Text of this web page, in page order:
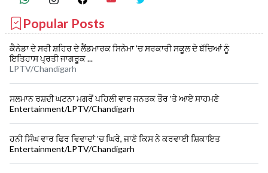
Popular Posts
ਕੈਨੇਡਾ ਦੇ ਸਰੀ ਸ਼ਹਿਰ ਦੇ ਲੈਂਡਮਾਰਕ ਸਿਨੇਮਾ 'ਚ ਸਰਕਾਰੀ ਸਕੂਲ ਦੇ ਬੱਚਿਆਂ ਨੂੰ
ਇਤਿਹਾਸ ਪ੍ਰਤੀ ਜਾਗਰੂਕ ...
LPTV/Chandigarh
ਸਲਮਾਨ ਰਸ਼ਦੀ ਘਟਨਾ ਮਗਰੋਂ ਪਹਿਲੀ ਵਾਰ ਜਨਤਕ ਤੌਰ 'ਤੇ ਆਏ ਸਾਹਮਣੇ
Entertainment/LPTV/Chandigarh
ਹਨੀ ਸਿੰਘ ਵਾਰ ਫਿਰ ਵਿਵਾਦਾਂ 'ਚ ਘਿਰੇ, ਜਾਣੋ ਕਿਸ ਨੇ ਕਰਵਾਈ ਸ਼ਿਕਾਇਤ
Entertainment/LPTV/Chandigarh